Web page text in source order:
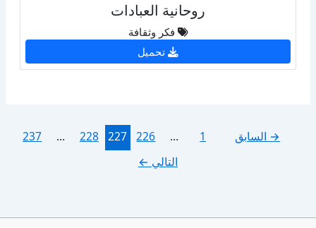
روحانية العبادات
فكر وثقافة
تحميل
→ السابق 1
…
226
227
228
…
237
التالي ←